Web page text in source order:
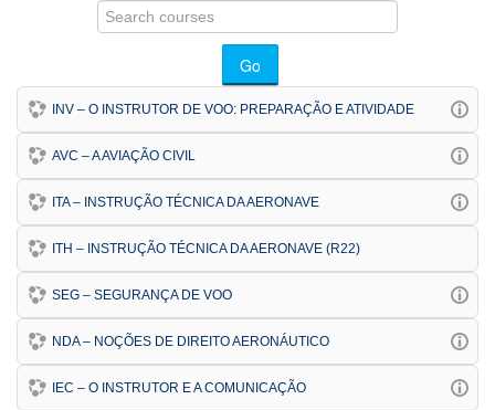
Search
courses
Go
INV – O INSTRUTOR DE VOO: PREPARAÇÃO E ATIVIDADE
AVC – A AVIAÇÃO CIVIL
ITA – INSTRUÇÃO TÉCNICA DA AERONAVE
ITH – INSTRUÇÃO TÉCNICA DA AERONAVE (R22)
SEG – SEGURANÇA DE VOO
NDA – NOÇÕES DE DIREITO AERONÁUTICO
IEC – O INSTRUTOR E A COMUNICAÇÃO